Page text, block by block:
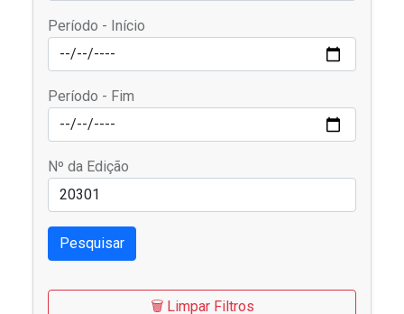
Período - Início
Período - Fim
Nº da Edição
Pesquisar
🗑️ Limpar Filtros